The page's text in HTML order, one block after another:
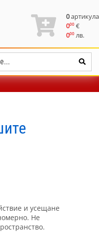
0артикула
000 €
000 лв.
и усещане
Не